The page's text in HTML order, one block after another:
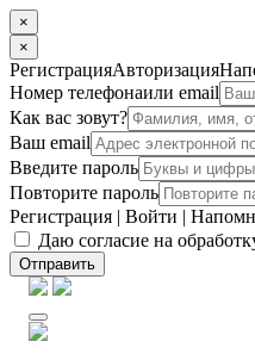
×
×
РегистрацияАвторизация
Номер телефонаили email
Как вас зовут?
Ваш email
Введите пароль
Повторите пароль
Регистрация | Войти |
Даю согласие на
Отправить